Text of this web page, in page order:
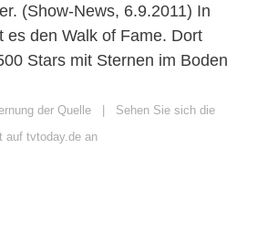
(Show-News, 6.9.2011) In
es den Walk of Fame. Dort
Stars mit Sternen im Boden
der Quelle | Sehen Sie sich die
auf tvtoday.de an